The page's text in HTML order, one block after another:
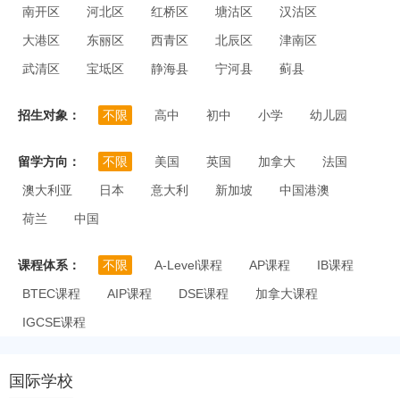
南开区
河北区 红桥区 塘沽区
汉沽区
大港区
东丽区 西青区 北辰区
津南区
武清区
宝坻区 静海县 宁河县 蓟县
招生对象： 不限 高中 初中 小学 幼儿园
留学方向： 不限 美国 英国 加拿大
法国
澳大利亚
日本 意大利 新加坡
中国港澳
荷兰
中国
课程体系： 不限 A-Level课程 AP课程
IB课程
BTEC课程
AIP课程 DSE课程
加拿大课程
IGCSE课程
国际学校